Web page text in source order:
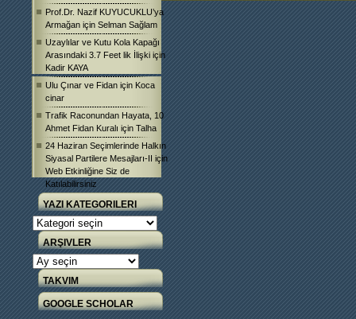
Prof.Dr. Nazif KUYUCUKLU’ya
Armağan için Selman Sağlam
Uzaylılar ve Kutu Kola Kapağı
Arasındaki 3.7 Feet lik İlişki için
Kadir KAYA
Ulu Çınar ve Fidan için Koca
cinar
Trafik Raconundan Hayata, 10
Ahmet Fidan Kuralı için Talha
24 Haziran Seçimlerinde Halkın
Siyasal Partilere Mesajları-II için
Web Etkinliğine Siz de
Katılabilirsiniz
YAZI KATEGORILERI
Yazı
Kategorileri
ARŞIVLER
Arşivler
TAKVIM
GOOGLE SCHOLAR